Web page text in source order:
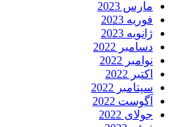
مارس 2023
فوریه 2023
ژانویه 2023
دسامبر 2022
نوامبر 2022
اکتبر 2022
سپتامبر 2022
آگوست 2022
جولای 2022